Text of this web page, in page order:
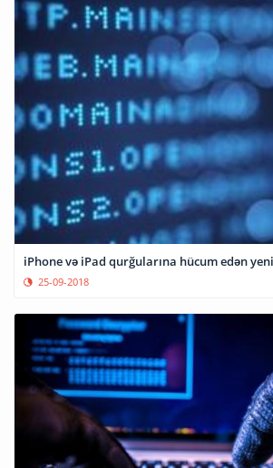
iPhone və iPad qurğularına hücum edən
25-09-2018